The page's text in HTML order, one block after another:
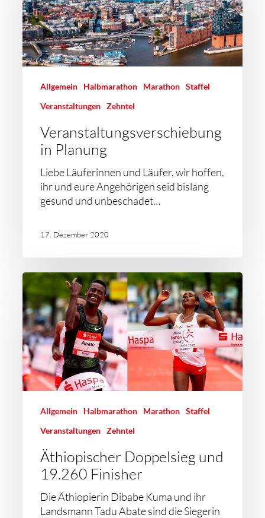
Allgemein Halbmarathon Marathon
Staffel
Veranstaltungen
Zehntel
Veranstaltungsverschiebung
in Planung
Liebe Läuferinnen und Läufer, wir hoffen,
ihr und eure Angehörigen seid bislang
gesund und unbeschadet…
17. Dezember 2020
Allgemein Halbmarathon Marathon
Staffel
Veranstaltungen
Zehntel
Äthiopischer Doppelsieg und
19.260 Finisher
Die Äthiopierin Dibabe Kuma und ihr
Landsmann Tadu Abate sind die Siegerin